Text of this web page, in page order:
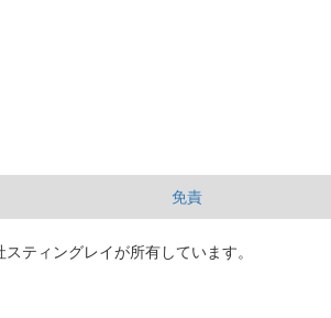
免責
ティングレイが所有しています。